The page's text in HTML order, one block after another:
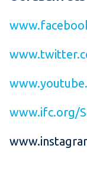
www.ifc.org/